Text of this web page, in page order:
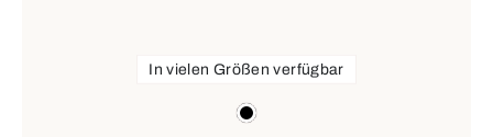
schwarz
In vielen Größen verfügbar